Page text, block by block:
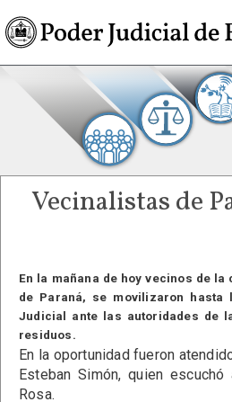
Vecinalistas de
En la mañana de hoy vecinos de
de Paraná, se movilizaron
Judicial ante las autoridades de
residuos.
En la oportunidad fueron
Esteban Simón, quien
Rosa.